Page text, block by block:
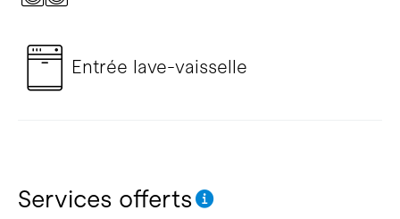
Entrée lave-vaisselle
Services offerts